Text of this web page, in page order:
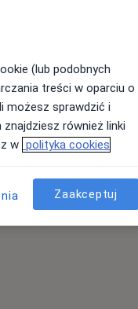
(lub podobnych
treści w oparciu o
możesz sprawdzić i
również linki
w polityka cookies
Zaakceptuj